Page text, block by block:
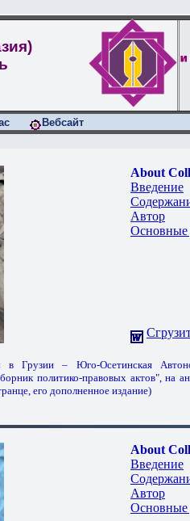
Вебсайт
About
Введение
Автор
Основные
в Грузии – Юго-Осетинская
политико-правовых актов", на
его дополненное издание)
About
Введение
Автор
Основные